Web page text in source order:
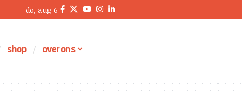
do, aug 6
shop over ons